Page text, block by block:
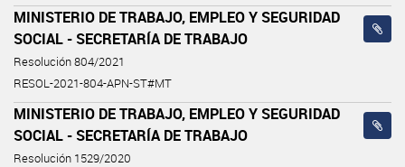
MINISTERIO DE TRABAJO, EMPLEO Y SEGURIDAD
SOCIAL - SECRETARÍA DE TRABAJO
Resolución 804/2021
RESOL-2021-804-APN-ST#MT
MINISTERIO DE TRABAJO, EMPLEO Y SEGURIDAD
SOCIAL - SECRETARÍA DE TRABAJO
Resolución 1529/2020